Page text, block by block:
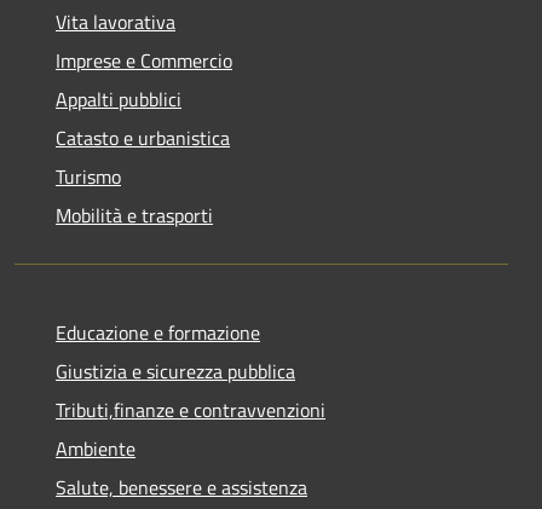
Vita lavorativa
Imprese e Commercio
Appalti pubblici
Catasto e urbanistica
Turismo
Mobilità e trasporti
Educazione e formazione
Giustizia e sicurezza pubblica
Tributi,finanze e contravvenzioni
Ambiente
Salute, benessere e assistenza